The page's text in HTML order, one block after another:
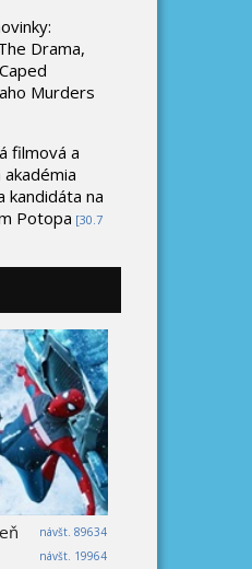
Drama,
Murders
filmová a
kandidáta na
Potopa [30.7
návšt. 89634
návšt. 19964